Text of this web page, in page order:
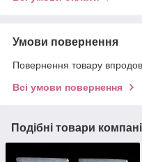
Умови повернення
Повернення товару
Всі умови повернення
Подібні товари